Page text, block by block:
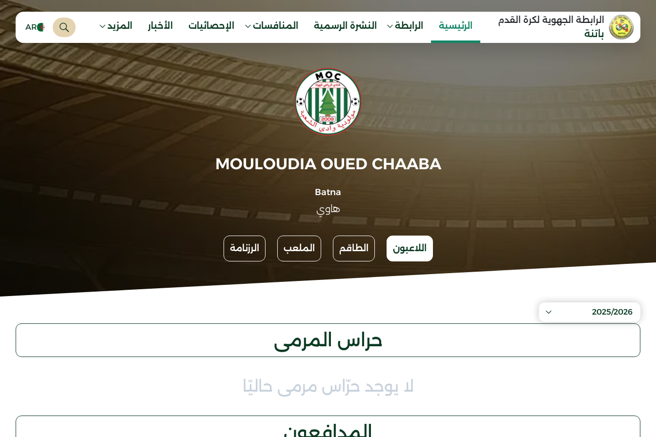
الرابطة الجهوية لكرة القدم
باتنة
الرئيسية الرابطة النشرة الرسمية المنافسات الإحصائيات الأخبار المزيد AR
MOULOUDIA OUED CHAABA
Batna
هاوي
اللاعبون الطاقم الملعب الرزنامة
2025/2026
حراس المرمى
لا يوجد حرّاس مرمى حاليًا
المدافعون